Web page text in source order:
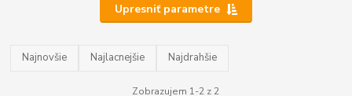
Upresniť parametre
Najnovšie Najlacnejšie Najdrahšie
Zobrazujem 1-2 z 2